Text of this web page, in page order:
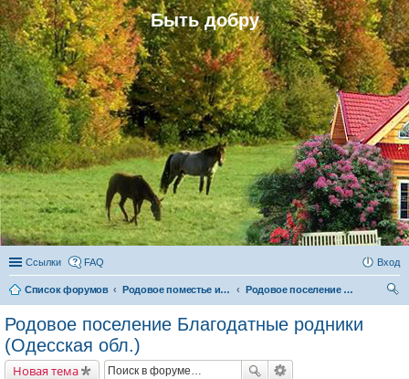
Быть добру
Ссылки FAQ Вход
Список форумов Родовое поместье и родовое поселение
Родовое поселение Благодатные родники (Одесская обл.)
Родовое поселение Благодатные родники
(Одесская обл.)
Новая тема